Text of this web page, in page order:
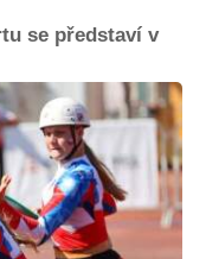
se představí v